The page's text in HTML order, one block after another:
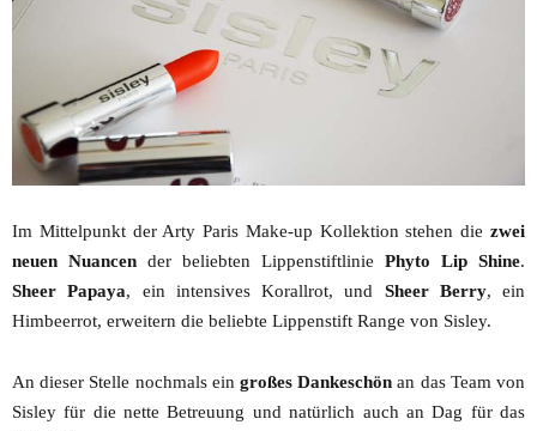
Im Mittelpunkt der Arty Paris Make-up Kollektion stehen die zwei
neuen Nuancen der beliebten Lippenstiftlinie Phyto Lip Shine.
Sheer Papaya, ein intensives Korallrot, und Sheer Berry, ein
Himbeerrot, erweitern die beliebte Lippenstift Range von Sisley.
An dieser Stelle nochmals ein großes Dankeschön an das Team von
Sisley für die nette Betreuung und natürlich auch an Dag für das